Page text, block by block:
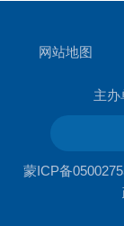
网站地图
主办
蒙ICP备